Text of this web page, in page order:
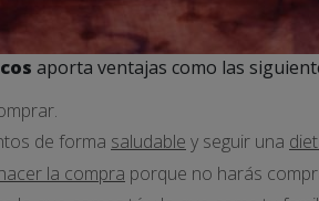
aporta ventajas como las
de forma saludable y seguir una
la compra porque no harás